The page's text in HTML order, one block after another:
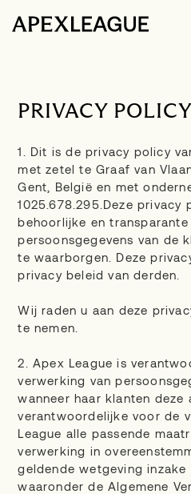
PRIVACY POLICY
1. Dit is de privacy policy
met zetel te Graaf van
Gent, België en met
1025.678.295.Deze privacy
behoorlijke en
persoonsgegevens van de
te waarborgen. Deze
privacy beleid van derden.
Wij raden u aan deze
te nemen.
2. Apex League is
verwerking van
wanneer haar klanten deze
verantwoordelijke voor de
League alle passende
verwerking in
geldende wetgeving inzake
waaronder de Algemene